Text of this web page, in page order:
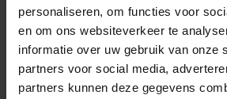
personaliseren, om functies voor
en om ons websiteverkeer te
informatie over uw gebruik van onze
partners voor social media,
partners kunnen deze gegevens